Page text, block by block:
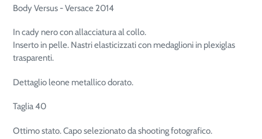
Body Versus - Versace 2014
In cady nero con allacciatura al collo.
Inserto in pelle. Nastri elasticizzati con medaglioni in plexiglas
trasparenti.
Dettaglio leone metallico dorato.
Taglia 40
Ottimo stato. Capo selezionato da shooting fotografico.